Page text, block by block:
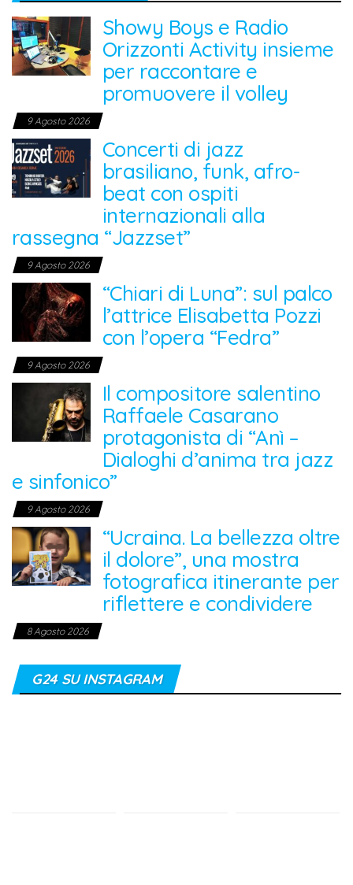
Showy Boys e Radio
Orizzonti Activity insieme
per raccontare e
promuovere il volley
9 Agosto 2026
Concerti di jazz
brasiliano, funk, afro-
beat con ospiti
internazionali alla
rassegna “Jazzset”
9 Agosto 2026
“Chiari di Luna”: sul palco
l’attrice Elisabetta Pozzi
con l’opera “Fedra”
9 Agosto 2026
Il compositore salentino
Raffaele Casarano
protagonista di “Anì –
Dialoghi d’anima tra jazz
e sinfonico”
9 Agosto 2026
“Ucraina. La bellezza oltre
il dolore”, una mostra
fotografica itinerante per
riflettere e condividere
8 Agosto 2026
G24 SU INSTAGRAM